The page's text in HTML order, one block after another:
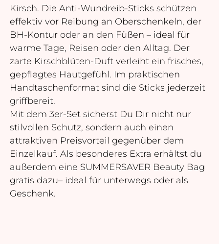
Kirsch. Die Anti-Wundreib-Sticks schützen
effektiv vor Reibung an Oberschenkeln, der
BH-Kontur oder an den Füßen – ideal für
warme Tage, Reisen oder den Alltag. Der
zarte Kirschblüten-Duft verleiht ein frisches,
gepflegtes Hautgefühl. Im praktischen
Handtaschenformat sind die Sticks jederzeit
griffbereit.
Mit dem 3er-Set sicherst Du Dir nicht nur
stilvollen Schutz, sondern auch einen
attraktiven Preisvorteil gegenüber dem
Einzelkauf. Als besonderes Extra erhältst du
außerdem eine SUMMERSAVER Beauty Bag
gratis dazu– ideal für unterwegs oder als
Geschenk.